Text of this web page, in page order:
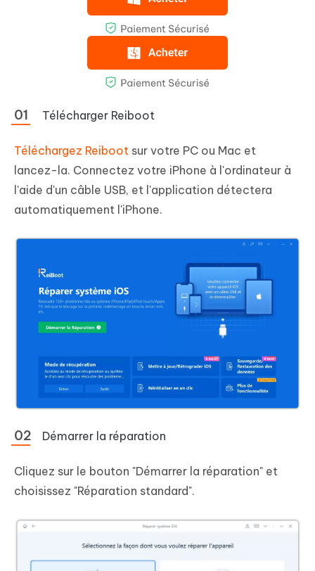
Télécharger Reiboot
Téléchargez Reiboot sur votre PC ou Mac et
lancez-la. Connectez votre iPhone à l'ordinateur à
l'aide d'un câble USB, et l'application détectera
automatiquement l'iPhone.
Démarrer la réparation
Cliquez sur le bouton "Démarrer la réparation" et
choisissez "Réparation standard".